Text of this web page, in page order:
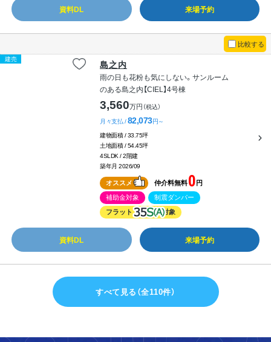
資料DL 来場予約
比較する
建売
島之内
雨の日も花粉も気にしない。サンルーム
のある島之内【CIEL】4号棟
3,560万円 （税込）
月々支払 /82,073円～
建物面積 / 33.75坪
土地面積 / 54.45坪
4SLDK / 2階建
築年月 2026/09
オススメ 仲介料無料0 円
補助金対象
制震ダンパー
フラット
対象
資料DL 来場予約
すべて見る（全110件）